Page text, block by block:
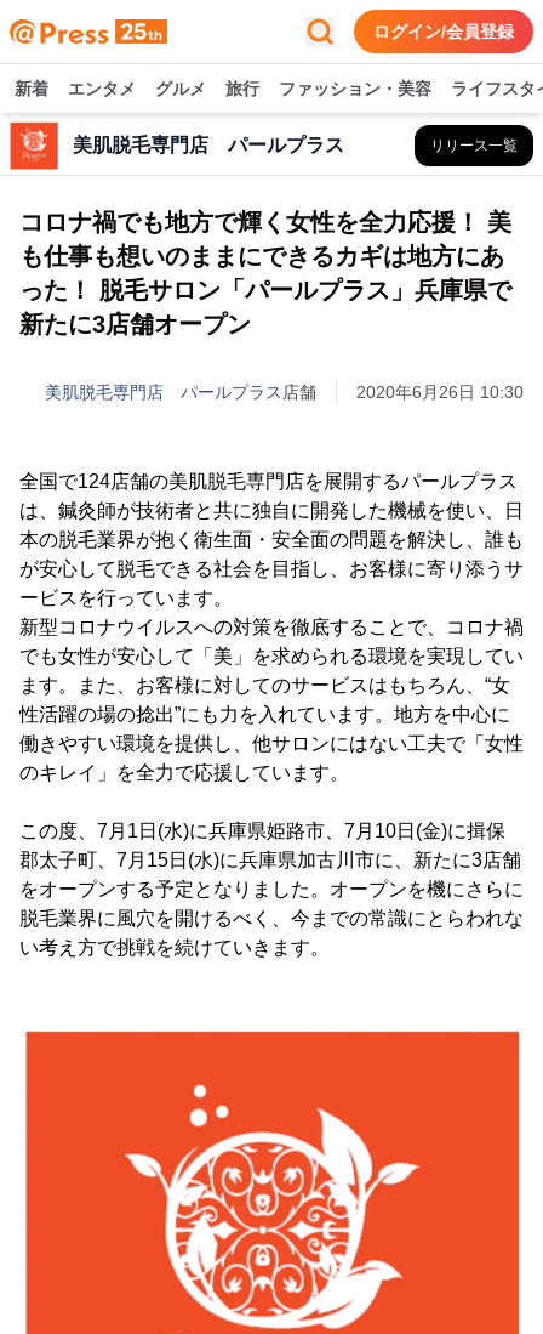
ログイン/会員登録
新着 エンタメ グルメ 旅行 ファッション・美容 ライフスタ
美肌脱毛専門店 パールプラス リリース一覧
コロナ禍でも地方で輝く女性を全力応援！ 美
も仕事も想いのままにできるカギは地方にあ
った！ 脱毛サロン「パールプラス」兵庫県で
新たに3店舗オープン
美肌脱毛専門店 パールプラス 店舗 2020年6月26日 10:30
全国で124店舗の美肌脱毛専門店を展開するパールプラス
は、鍼灸師が技術者と共に独自に開発した機械を使い、日
本の脱毛業界が抱く衛生面・安全面の問題を解決し、誰も
が安心して脱毛できる社会を目指し、お客様に寄り添うサ
ービスを行っています。
新型コロナウイルスへの対策を徹底することで、コロナ禍
でも女性が安心して「美」を求められる環境を実現してい
ます。また、お客様に対してのサービスはもちろん、“女
性活躍の場の捻出”にも力を入れています。地方を中心に
働きやすい環境を提供し、他サロンにはない工夫で「女性
のキレイ」を全力で応援しています。
この度、7月1日(水)に兵庫県姫路市、7月10日(金)に揖保
郡太子町、7月15日(水)に兵庫県加古川市に、新たに3店舗
をオープンする予定となりました。オープンを機にさらに
脱毛業界に風穴を開けるべく、今までの常識にとらわれな
い考え方で挑戦を続けていきます。